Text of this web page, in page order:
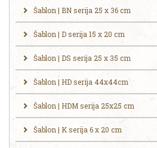
Šablon | BN serija 25 x 36 cm
Šablon | D serija 15 x 20 cm
Šablon | DS serija 25 x 35 cm
Šablon | HD serija 44x44cm
Šablon | HDM serija 25x25 cm
Šablon | K serija 6 x 20 cm